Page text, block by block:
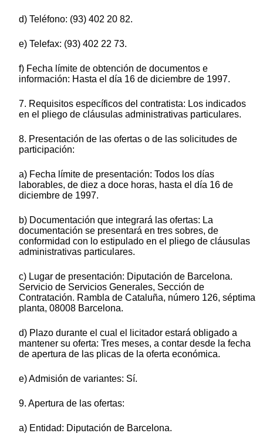
d) Teléfono: (93) 402 20 82.
e) Telefax: (93) 402 22 73.
f) Fecha límite de obtención de documentos e
información: Hasta el día 16 de diciembre de 1997.
7. Requisitos específicos del contratista: Los indicados
en el pliego de cláusulas administrativas particulares.
8. Presentación de las ofertas o de las solicitudes de
participación:
a) Fecha límite de presentación: Todos los días
laborables, de diez a doce horas, hasta el día 16 de
diciembre de 1997.
b) Documentación que integrará las ofertas: La
documentación se presentará en tres sobres, de
conformidad con lo estipulado en el pliego de cláusulas
administrativas particulares.
c) Lugar de presentación: Diputación de Barcelona.
Servicio de Servicios Generales, Sección de
Contratación. Rambla de Cataluña, número 126, séptima
planta, 08008 Barcelona.
d) Plazo durante el cual el licitador estará obligado a
mantener su oferta: Tres meses, a contar desde la fecha
de apertura de las plicas de la oferta económica.
e) Admisión de variantes: Sí.
9. Apertura de las ofertas:
a) Entidad: Diputación de Barcelona.